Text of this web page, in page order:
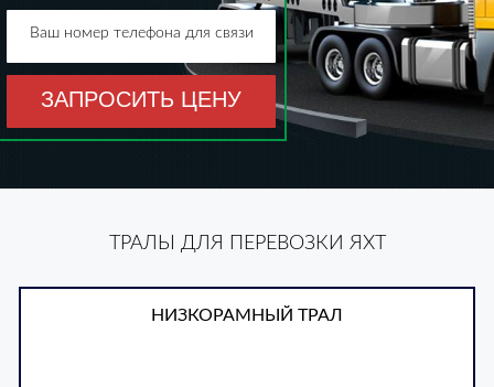
ЗАПРОСИТЬ ЦЕНУ
Ваш номер телефона для связи
ТРАЛЫ ДЛЯ ПЕРЕВОЗКИ ЯХТ
НИЗКОРАМНЫЙ ТРАЛ